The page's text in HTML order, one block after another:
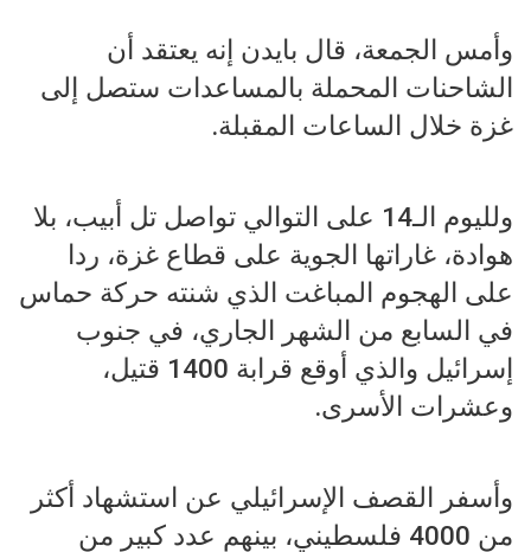
وأمس الجمعة، قال بايدن إنه يعتقد أن
الشاحنات المحملة بالمساعدات ستصل إلى
غزة خلال الساعات المقبلة.
ولليوم الـ14 على التوالي تواصل تل أبيب، بلا
هوادة، غاراتها الجوية على قطاع غزة، ردا
على الهجوم المباغت الذي شنته حركة حماس
في السابع من الشهر الجاري، في جنوب
إسرائيل والذي أوقع قرابة 1400 قتيل،
وعشرات الأسرى.
وأسفر القصف الإسرائيلي عن استشهاد أكثر
من 4000 فلسطيني، بينهم عدد كبير من